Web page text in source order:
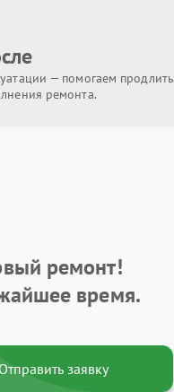
— помогаем продлить
ремонта.
ремонт!
время.
Отправить заявку